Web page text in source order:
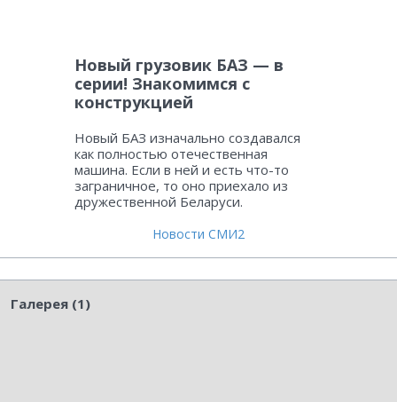
Новый грузовик БАЗ — в
серии! Знакомимся с
конструкцией
Новый БАЗ изначально создавался
как полностью отечественная
машина. Если в ней и есть что-то
заграничное, то оно приехало из
дружественной Беларуси.
Новости СМИ2
Галерея (1)